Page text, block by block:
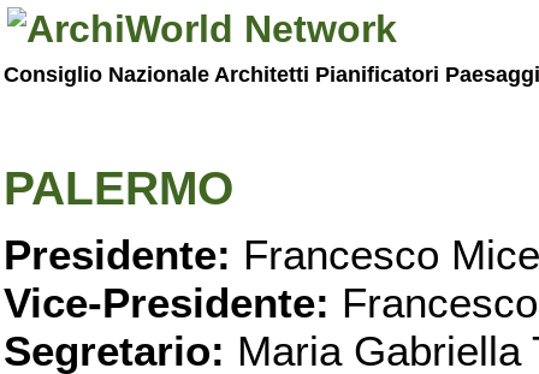
Consiglio Nazionale Architetti Pianificatori
PALERMO
Presidente: Francesco
Vice-Presidente:
Segretario: Maria Gabriella